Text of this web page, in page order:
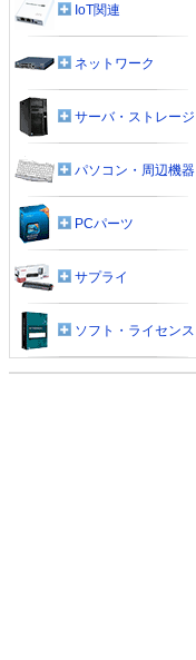
IoT関連
ネットワーク
サーバ・ストレージ
パソコン・周辺機器
PCパーツ
サプライ
ソフト・ライセンス